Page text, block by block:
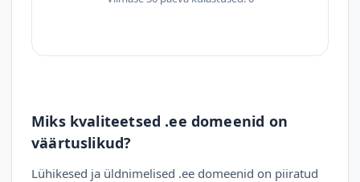
Miks kvaliteetsed .ee domeenid on
väärtuslikud?
Lühikesed ja üldnimelised .ee domeenid on piiratud